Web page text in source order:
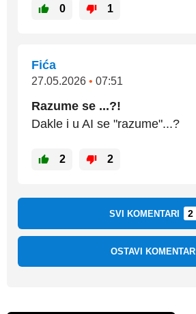
0 1
Fića
27.05.2026 • 07:51
Razume se ...?!
Dakle i u AI se "razume"...?
2 2
SVI KOMENTARI 2
OSTAVI KOMENTAR